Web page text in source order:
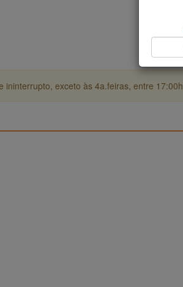
ininterrupto, exceto às 4a.feiras, entre